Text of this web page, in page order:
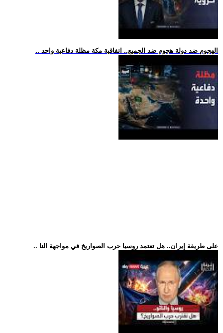
.. الهجوم ضد دولة هجوم ضد الجميع.. اتفاقية مكة مظلة دفاعية واحد
.. على طريقة إيران.. هل تعتمد روسيا حرب الصواريخ في مواجهة النا